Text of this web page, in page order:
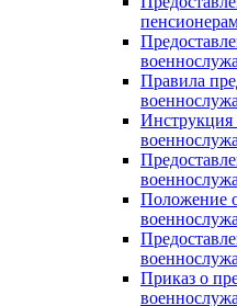
Правила
Инструкция
Положение
Приказ о